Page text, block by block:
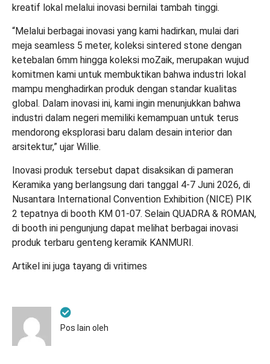
kreatif lokal melalui inovasi bernilai tambah tinggi.
“Melalui berbagai inovasi yang kami hadirkan, mulai dari
meja seamless 5 meter, koleksi sintered stone dengan
ketebalan 6mm hingga koleksi moZaik, merupakan wujud
komitmen kami untuk membuktikan bahwa industri lokal
mampu menghadirkan produk dengan standar kualitas
global. Dalam inovasi ini, kami ingin menunjukkan bahwa
industri dalam negeri memiliki kemampuan untuk terus
mendorong eksplorasi baru dalam desain interior dan
arsitektur,” ujar Willie.
Inovasi produk tersebut dapat disaksikan di pameran
Keramika yang berlangsung dari tanggal 4-7 Juni 2026, di
Nusantara International Convention Exhibition (NICE) PIK
2 tepatnya di booth KM 01-07. Selain QUADRA & ROMAN,
di booth ini pengunjung dapat melihat berbagai inovasi
produk terbaru genteng keramik KANMURI.
Artikel ini juga tayang di vritimes
Pos lain oleh